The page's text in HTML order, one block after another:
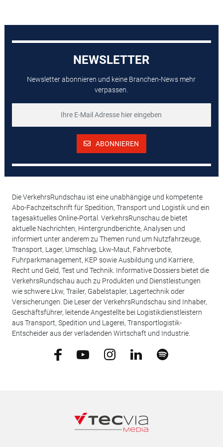
NEWSLETTER
Newsletter abonnieren und keine Branchen-News mehr
verpassen.
ABONNIEREN
Die VerkehrsRundschau ist eine unabhängige und kompetente
Abo-Fachzeitschrift für Spedition, Transport und Logistik und ein
tagesaktuelles Online-Portal. VerkehrsRunschau.de bietet
aktuelle Nachrichten, Hintergrundberichte, Analysen und
informiert unter anderem zu Themen rund um Nutzfahrzeuge,
Transport, Lager, Umschlag, Lkw-Maut, Fahrverbote,
Fuhrparkmanagement, KEP sowie Ausbildung und Karriere,
Recht und Geld, Test und Technik. Informative Dossiers bietet die
VerkehrsRundschau auch zu Produkten und Dienstleistungen
wie schwere Lkw, Trailer, Gabelstapler, Lagertechnik oder
Versicherungen. Die Leser der VerkehrsRundschau sind Inhaber,
Geschäftsführer, leitende Angestellte bei Logistikdienstleistern
aus Transport, Spedition und Lagerei, Transportlogistik-
Entscheider aus der verladenden Wirtschaft und Industrie.